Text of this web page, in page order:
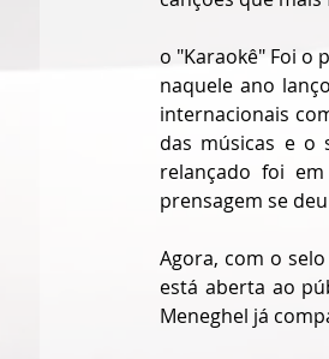
o "Karaokê" Foi o
naquele ano
internacionais
das músicas e o
relançado foi
prensagem se
Agora, com o
está aberta ao
Meneghel já